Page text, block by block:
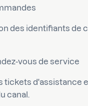
des identifiants de
vous de service
tickets d'assistance
canal.